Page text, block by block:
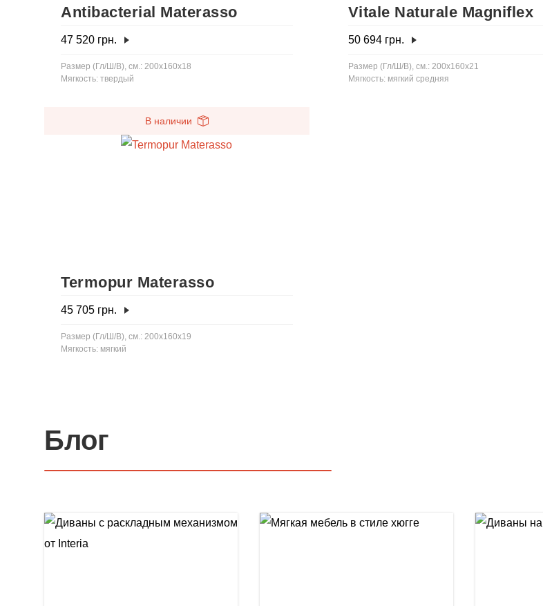
Antibacterial Materasso
47 520 грн.
Размер (Гл/Ш/В), см.: 200x160x18
Мягкость: твердый
Vitale Naturale Magniflex
50 694грн.
Размер (Гл/Ш/В), см.: 200x160x21
Мягкость: мягкий средняя
В наличии
Termopur Materasso
45 705 грн.
Размер (Гл/Ш/В), см.: 200x160x19
Мягкость: мягкий
Блог